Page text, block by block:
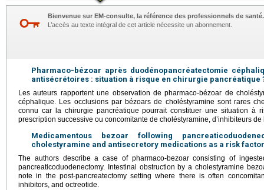
Bienvenue sur EM-consulte, la référence des professionnels de santé.
L’accès au texte intégral de cet article nécessite un abonnement.
Pharmaco-bézoar après duodénopancréatectomie
antisécrétoires : situation à risque en chirurgie pancréatique
Les auteurs rapportent une observation de pharmaco-bézoar de
céphalique. Les occlusions par bézoars de choléstyramine sont rares
connu car la chirurgie pancréatique pourrait constituer une situation à
prescription successive ou concomitante de choléstyramine, d’inhibiteurs
Medicamentous bezoar following
cholestyramine and antisecretory medications as a risk
The authors describe a case of pharmaco-bezoar consisting of
pancreaticoduodenectomy. Intestinal obstruction by a cholestyramine
note in the post-pancreatectomy setting where there is often
inhibitors, and octreotide.